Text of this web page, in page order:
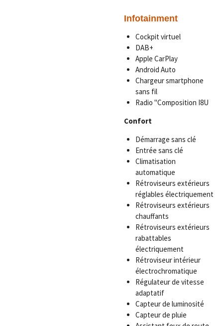
Infotainment
Cockpit virtuel
DAB+
Apple CarPlay
Android Auto
Chargeur smartphone
sans fil
Radio "Composition I8U
Confort
Démarrage sans clé
Entrée sans clé
Climatisation
automatique
Rétroviseurs extérieurs
réglables électriquement
Rétroviseurs extérieurs
chauffants
Rétroviseurs extérieurs
rabattables
électriquement
Rétroviseur intérieur
électrochromatique
Régulateur de vitesse
adaptatif
Capteur de luminosité
Capteur de pluie